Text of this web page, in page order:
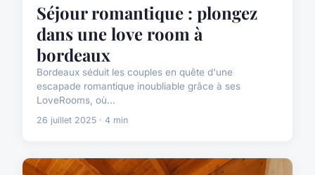
Séjour romantique : plongez
dans une love room à
bordeaux
Bordeaux séduit les couples en quête d'une
escapade romantique inoubliable grâce à ses
LoveRooms, où...
26 juillet 2025 · 4 min